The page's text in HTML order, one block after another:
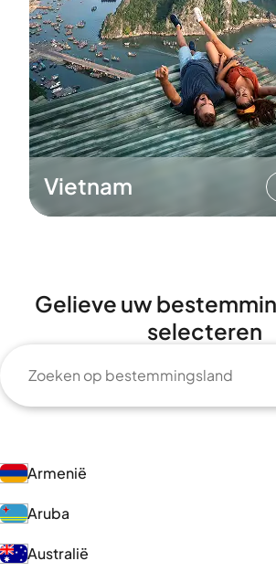
Vietnam
Gelieve uw
selecteren
Armenië
Aruba
Australië